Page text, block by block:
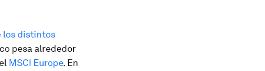
los distintos
pesa alrededor
MSCI Europe. En